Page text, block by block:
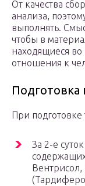
От качества
анализа,
выполнять.
чтобы в
находящиеся
отношения к
Подготовка
При подготовке
За 2-е